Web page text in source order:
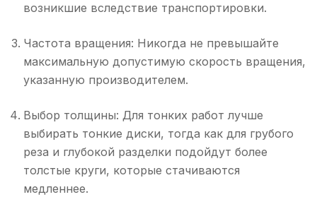
возникшие вследствие транспортировки.
Частота вращения: Никогда не превышайте
максимальную допустимую скорость вращения,
указанную производителем.
Выбор толщины: Для тонких работ лучше
выбирать тонкие диски, тогда как для грубого
реза и глубокой разделки подойдут более
толстые круги, которые стачиваются
медленнее.